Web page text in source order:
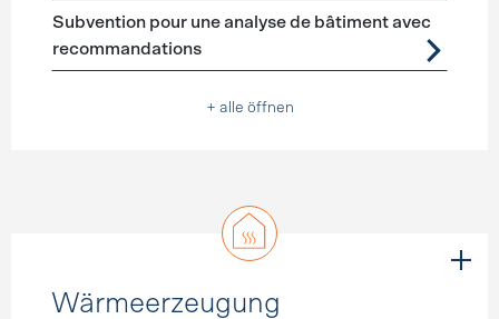
Subvention pour une analyse de bâtiment avec
recommandations
+ alle öffnen
Wärmeerzeugung